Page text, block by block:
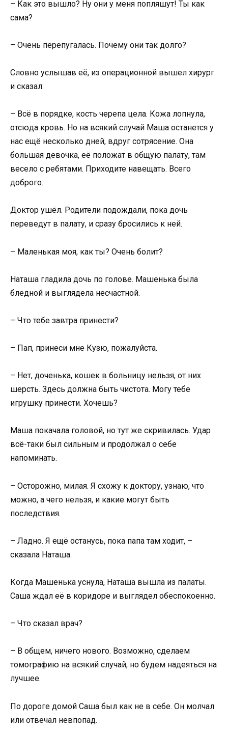
– Как это вышло? Ну они у меня попляшут! Ты как
сама?
– Очень перепугалась. Почему они так долго?
Словно услышав её, из операционной вышел хирург
и сказал:
– Всё в порядке, кость черепа цела. Кожа лопнула,
отсюда кровь. Но на всякий случай Маша останется у
нас ещё несколько дней, вдруг сотрясение. Она
большая девочка, её положат в общую палату, там
весело с ребятами. Приходите навещать. Всего
доброго.
Доктор ушёл. Родители подождали, пока дочь
переведут в палату, и сразу бросились к ней.
– Маленькая моя, как ты? Очень болит?
Наташа гладила дочь по голове. Машенька была
бледной и выглядела несчастной.
– Что тебе завтра принести?
– Пап, принеси мне Кузю, пожалуйста.
– Нет, доченька, кошек в больницу нельзя, от них
шерсть. Здесь должна быть чистота. Могу тебе
игрушку принести. Хочешь?
Маша покачала головой, но тут же скривилась. Удар
всё-таки был сильным и продолжал о себе
напоминать.
– Осторожно, милая. Я схожу к доктору, узнаю, что
можно, а чего нельзя, и какие могут быть
последствия.
– Ладно. Я ещё останусь, пока папа там ходит, –
сказала Наташа.
Когда Машенька уснула, Наташа вышла из палаты.
Саша ждал её в коридоре и выглядел обеспокоенно.
– Что сказал врач?
– В общем, ничего нового. Возможно, сделаем
томографию на всякий случай, но будем надеяться на
лучшее.
По дороге домой Саша был как не в себе. Он молчал
или отвечал невпопад.